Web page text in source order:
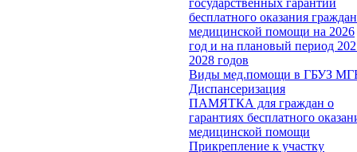
государственных гарантий
бесплатного оказания
медицинской помощи на 2026
год и на плановый период
2028 годов
Виды мед.помощи в ГБУЗ
Диспансеризация
ПАМЯТКА для граждан о
гарантиях бесплатного
медицинской помощи
Прикрепление к участку